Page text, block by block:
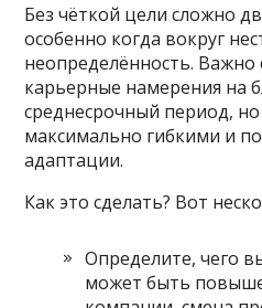
Без чёткой цели сложно
особенно когда вокруг
неопределённость.
карьерные намерения на
среднесрочный период,
максимально гибкими и
адаптации.
Как это сделать? Вот
Определите, чего
может быть